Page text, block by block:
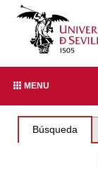
MENU
Búsqueda